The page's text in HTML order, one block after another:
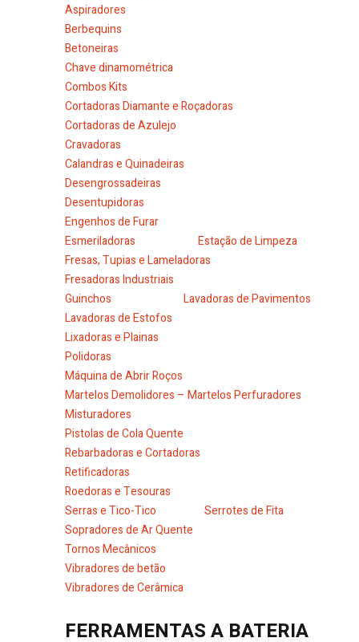
Aspiradores
Berbequins
Betoneiras
Chave dinamométrica
Combos Kits
Cortadoras Diamante e Roçadoras
Cortadoras de Azulejo
Cravadoras
Calandras e Quinadeiras
Desengrossadeiras
Desentupidoras
Engenhos de Furar
Esmeriladoras
Estação de Limpeza
Fresas, Tupias e Lameladoras
Fresadoras Industriais
Guinchos
Lavadoras de Pavimentos
Lavadoras de Estofos
Lixadoras e Plainas
Polidoras
Máquina de Abrir Roços
Martelos Demolidores – Martelos Perfuradores
Misturadores
Pistolas de Cola Quente
Rebarbadoras e Cortadoras
Retificadoras
Roedoras e Tesouras
Serras e Tico-Tico
Serrotes de Fita
Sopradores de Ar Quente
Tornos Mecânicos
Vibradores de betão
Vibradores de Cerâmica
FERRAMENTAS A BATERIA